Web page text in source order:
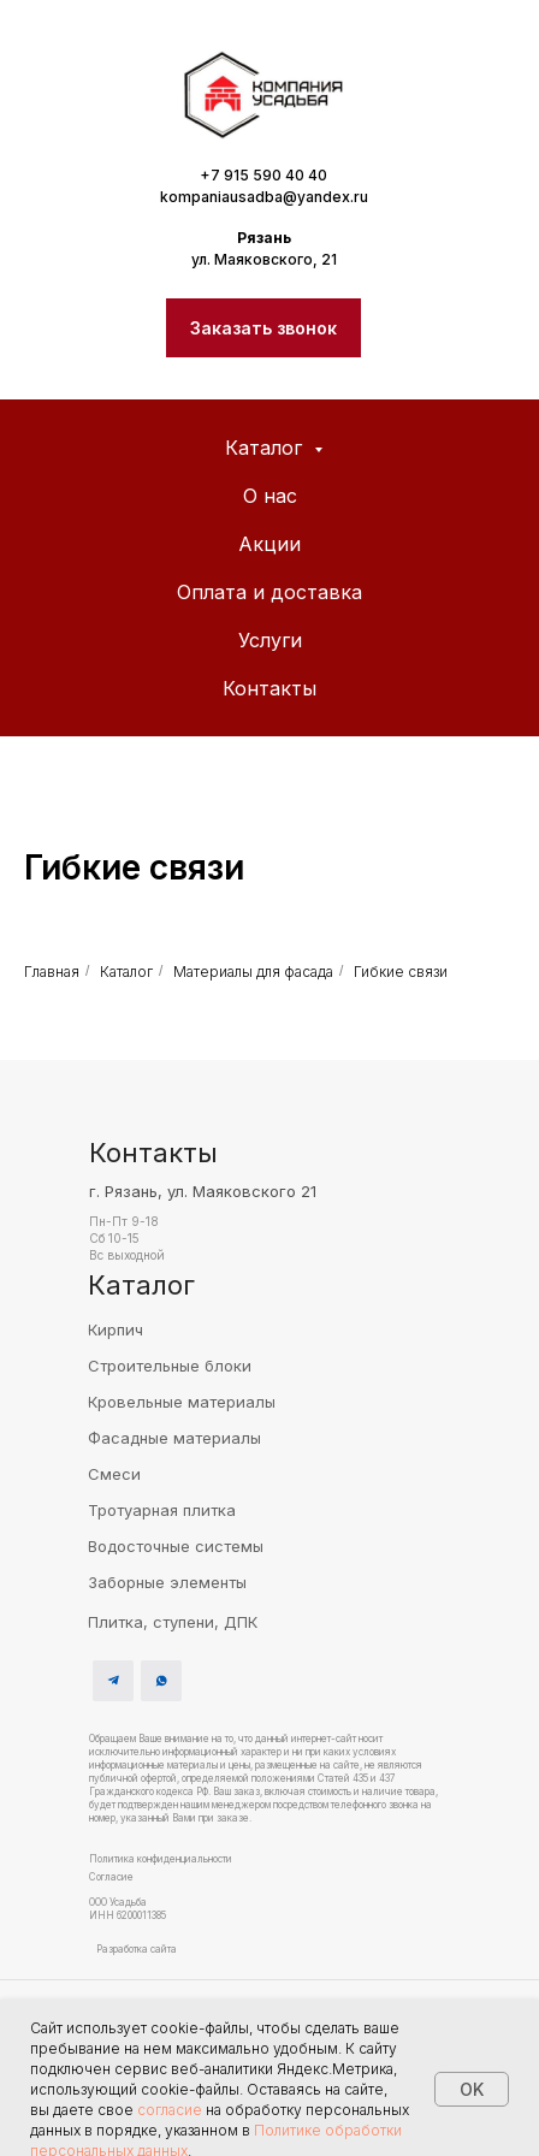
+7 915 590 40 40
kompaniausadba@yandex.ru
Рязань
ул. Маяковского, 21
Заказать звонок
Каталог
О нас
Акции
Оплата и доставка
Услуги
Контакты
Гибкие связи
Главная / Каталог / Материалы для фасада / Гибкие связи
Контакты
Каталог
г. Рязань, ул. Маяковского 21
Пн-Пт 9-18
Сб 10-15
Вс выходной
Обращаем Ваше внимание на то, что данный интернет-сайт носит
исключительно информационный характер и ни при каких условиях
информационные материалы и цены, размещенные на сайте, не являются
публичной офертой, определяемой положениями Статей 435 и 437
Гражданского кодекса РФ. Ваш заказ, включая стоимость и наличие товара,
будет подтвержден нашим менеджером посредством телефонного звонка на
номер, указанный Вами при заказе.
ООО Усадьба
ИНН 6200011385
Политика конфиденциальности
Согласие
Разработка сайта
Кирпич
Строительные блоки
Кровельные материалы
Фасадные материалы
Смеси
Тротуарная плитка
Водосточные системы
Строительство домов Рязань
Заборные элементы
Плитка, ступени, ДПК
Сайт использует cookie-файлы, чтобы сделать ваше
пребывание на нем максимально удобным. К cайту
подключен сервис веб-аналитики Яндекс.Метрика,
использующий cookie-файлы. Оставаясь на сайте,
вы даете свое согласие на обработку персональных
данных в порядке, указанном в Политике обработки
персональных данных.
OK
Made on Tilda